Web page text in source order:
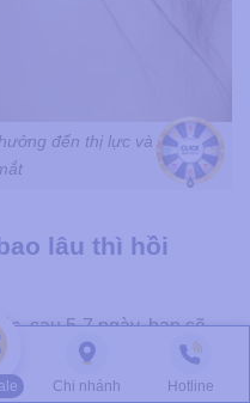
đến thị lực và vùng da
lâu thì hồi
sau 5-7 ngày, bạn sẽ
mí mắt sắc nét, thanh
đau.
Chi nhánh Hotline